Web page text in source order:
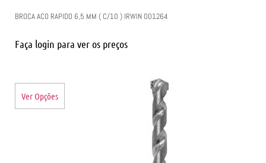
BROCA ACO RAPIDO 6,5 MM ( C/10 ) IRWIN 001264
Faça login para ver os preços
Ver Opções